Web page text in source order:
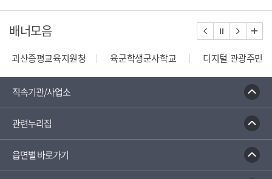
배너모음
괴산증평교육지원청 육군학생군사학교
디지털 관광주민증
직속기관/사업소
관련누리집
읍면별 바로가기